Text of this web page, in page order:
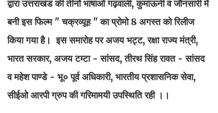
द्वारा उत्तराखंड की तीनों भाषाओं गढ़वाली, कुमांऊनी व जौनसारी में
बनी इस फिल्म " चक्रव्यूह " का प्रोमो 8 अगस्त को रिलीज
किया गया है। इस समारोह पर अजय भट्ट, रक्षा राज्य मंत्री,
भारत सरकार, अजय टम्टा - सांसद, तीरथ सिंह रावत - सांसद
व महेश पाण्डे - भू० पूर्व अधिकारी, भारतीय प्रशासनिक सेवा,
सीईओ आरपी ग्रुप की गरिमामयी उपस्थिति रही ।।